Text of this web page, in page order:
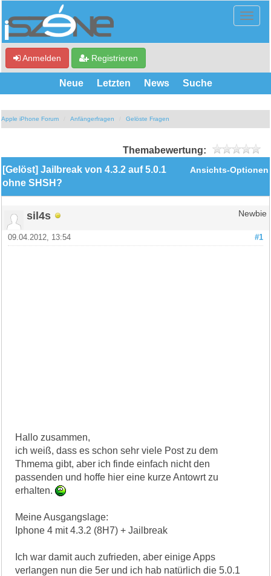
Anmelden Registrieren
Neue Letzten News Suche
Apple iPhone Forum Anfängerfragen Gelöste Fragen
Themabewertung:
Ansichts-Optionen
[Gelöst] Jailbreak von 4.3.2 auf 5.0.1
ohne SHSH?
sil4s Newbie
#1
09.04.2012, 13:54
Hallo zusammen,
ich weiß, dass es schon sehr viele Post zu dem
Thmema gibt, aber ich finde einfach nicht den
passenden und hoffe hier eine kurze Antowrt zu
erhalten.
Meine Ausgangslage:
Iphone 4 mit 4.3.2 (8H7) + Jailbreak
Ich war damit auch zufrieden, aber einige Apps
verlangen nun die 5er und ich hab natürlich die 5.0.1